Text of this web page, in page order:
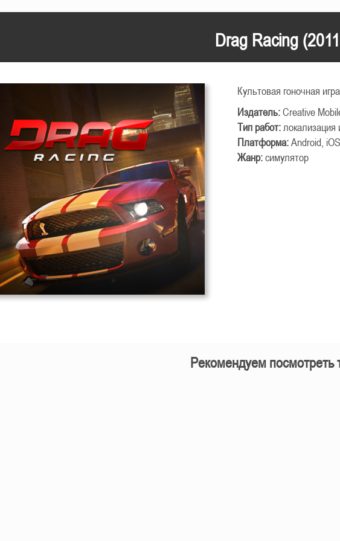
Drag Racing
Культовая гоночная
Издатель:Creative
Тип работ:локализация
Платформа:Android, iOS
Жанр:симулятор
Рекомендуем посмотреть